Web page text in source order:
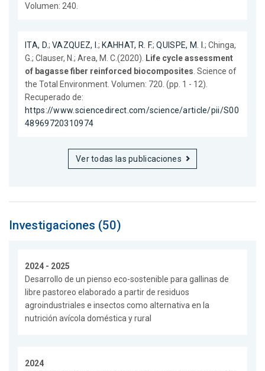
Volumen: 240.
ITA, D.;VAZQUEZ, I.; KAHHAT, R. F.;QUISPE, M. I.; Chinga,
G.; Clauser, N.; Area, M. C.(2020).
Life cycle assessment
of bagasse fiber reinforced biocomposites . Science of
the Total Environment. Volumen: 720. (pp. 1 - 12).
Recuperado de:
https://www.sciencedirect.com/science/article/pii/S00
48969720310974
Ver todas las publicaciones
Investigaciones (50)
2024 - 2025
Desarrollo de un pienso eco-sostenible para gallinas de
libre pastoreo elaborado a partir de residuos
agroindustriales e insectos como alternativa en la
nutrición avícola doméstica y rural
2024